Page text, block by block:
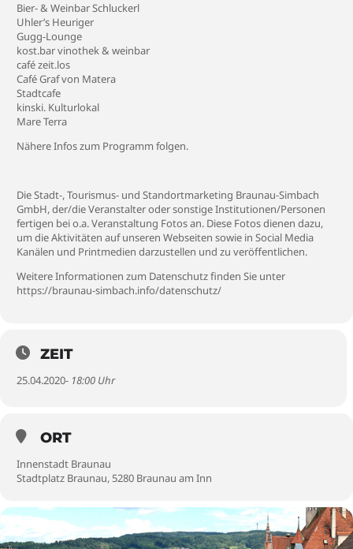
Bier- & Weinbar Schluckerl
Uhler’s Heuriger
Gugg-Lounge
kost.bar vinothek & weinbar
café zeit.los
Café Graf von Matera
Stadtcafe
kinski. Kulturlokal
Mare Terra
Nähere Infos zum Programm folgen.
Die Stadt-, Tourismus- und Standortmarketing Braunau-Simbach
GmbH, der/die Veranstalter oder sonstige Institutionen/Personen
fertigen bei o.a. Veranstaltung Fotos an. Diese Fotos dienen dazu,
um die Aktivitäten auf unseren Webseiten sowie in Social Media
Kanälen und Printmedien darzustellen und zu veröffentlichen.
Weitere Informationen zum Datenschutz finden Sie unter
https://braunau-simbach.info/datenschutz/
ZEIT
25.04.2020- 18:00 Uhr
ORT
Innenstadt Braunau
Stadtplatz Braunau, 5280 Braunau am Inn